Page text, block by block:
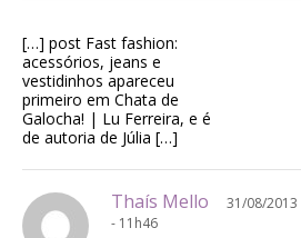
[…] post Fast fashion:
acessórios, jeans e
vestidinhos apareceu
primeiro em Chata de
Galocha! | Lu Ferreira, e é
de autoria de Júlia […]
Thaís Mello
31/08/2013
- 11h46